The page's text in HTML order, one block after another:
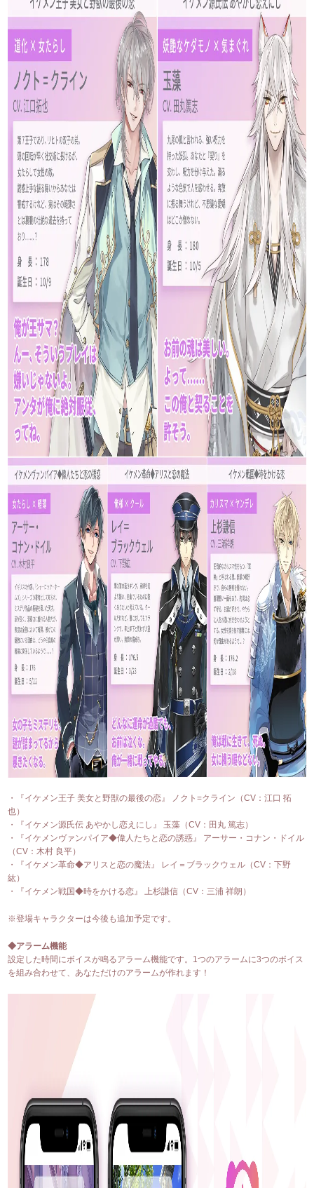
・『イケメン王子 美女と野獣の最後の恋』 ノクト=クライン（CV：江口 拓
也）
・『イケメン源氏伝 あやかし恋えにし』 玉藻（CV：田丸 篤志）
・『イケメンヴァンパイア◆偉人たちと恋の誘惑』 アーサー・コナン・ドイル
（CV：木村 良平）
・『イケメン革命◆アリスと恋の魔法』 レイ＝ブラックウェル（CV：下野
紘）
・『イケメン戦国◆時をかける恋』 上杉謙信（CV：三浦 祥朗）
※登場キャラクターは今後も追加予定です。
◆アラーム機能
設定した時間にボイスが鳴るアラーム機能です。1つのアラームに3つのボイス
を組み合わせて、あなただけのアラームが作れます！